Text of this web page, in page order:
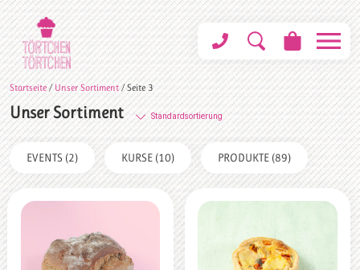
Startseite/ Unser Sortiment/ Seite 3
Unser Sortiment
EVENTS (2) KURSE (10) PRODUKTE (89)